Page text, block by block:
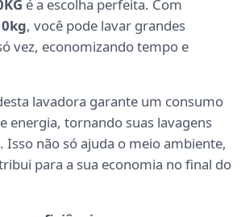
é a escolha perfeita. Com
, você pode lavar grandes
vez, economizando tempo e
lavadora garante um consumo
energia, tornando suas lavagens
Isso não só ajuda o meio ambiente,
para a sua economia no final do